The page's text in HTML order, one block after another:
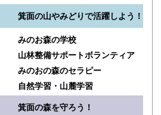
箕面の山やみどりで活躍しよう！
みのお森の学校
山林整備サポートボランティア
みのおの森のセラピー
自然学習・山麓学習
箕面の森を守ろう！